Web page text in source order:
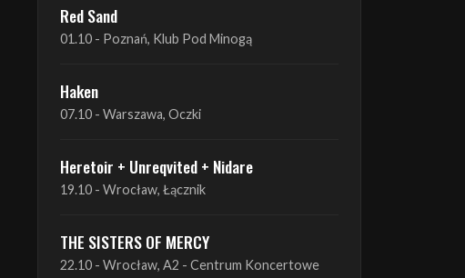
Red Sand
01.10 - Poznań, Klub Pod Minogą
Haken
07.10 - Warszawa, Oczki
Heretoir + Unreqvited + Nidare
19.10 - Wrocław, Łącznik
THE SISTERS OF MERCY
22.10 - Wrocław, A2 - Centrum Koncertowe